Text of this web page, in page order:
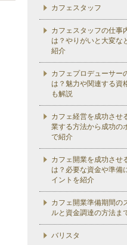
カフェスタッフ
カフェスタッフの仕事
は？やりがいと大変な
紹介
カフェプロデューサー
は？魅力や関連する資
も解説
カフェ経営を成功させ
業する方法から成功の
で紹介
カフェ開業を成功させ
は？必要な資金や準備
イントを紹介
カフェ開業準備期間の
ルと資金調達の方法ま
バリスタ